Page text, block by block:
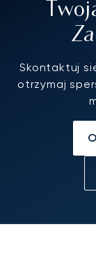
Skontaktuj
otrzymaj